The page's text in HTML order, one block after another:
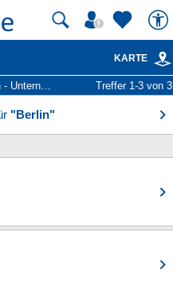
KARTE
und Personen Treffer 1-3 von 3
"Berlin"